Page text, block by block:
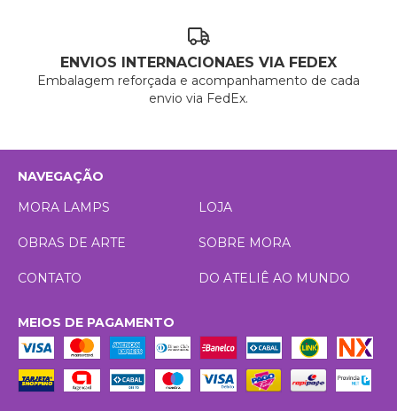
ENVIOS INTERNACIONAES VIA FEDEX
Embalagem reforçada e acompanhamento de cada
envio via FedEx.
NAVEGAÇÃO
MORA LAMPS
LOJA
OBRAS DE ARTE SOBRE MORA
CONTATO DO ATELIÊ AO MUNDO
MEIOS DE PAGAMENTO